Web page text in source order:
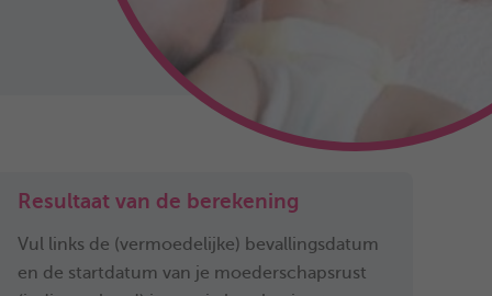
Resultaat van de berekening
Vul links de (vermoedelijke) bevallingsdatum
en de startdatum van je moederschapsrust